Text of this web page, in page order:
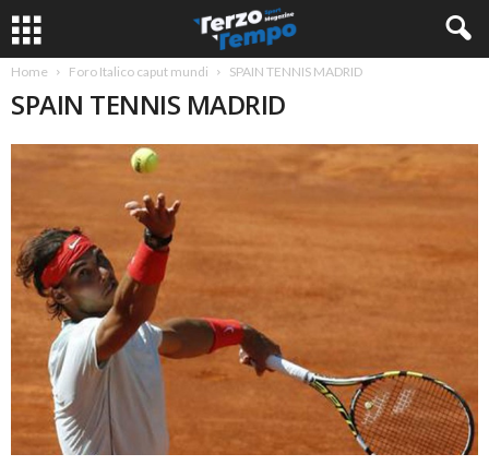
Home Foro Italico caput mundi SPAIN TENNIS MADRID
SPAIN TENNIS MADRID